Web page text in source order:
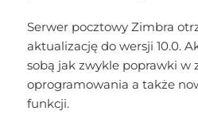
Serwer pocztowy Zimbra
aktualizację do wersji 10.0.
sobą jak zwykle poprawki w
oprogramowania a także
funkcji.